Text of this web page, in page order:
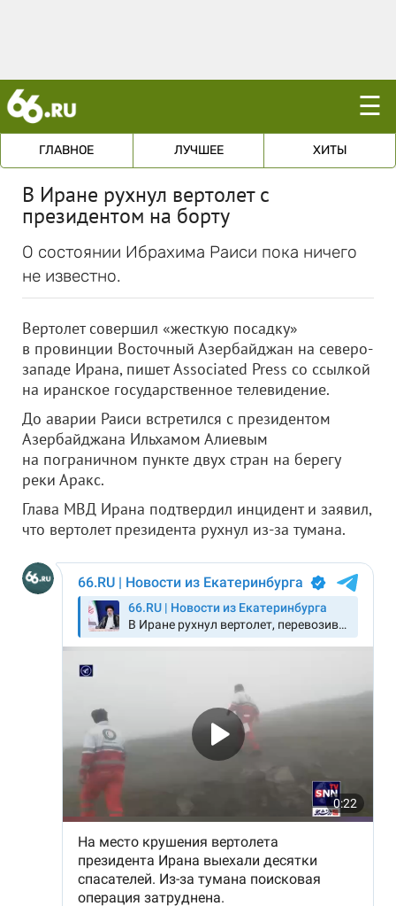
☰
ГЛАВНОЕ ЛУЧШЕЕ ХИТЫ
В Иране рухнул вертолет с
президентом на борту
О состоянии Ибрахима Раиси пока ничего
не известно.
Вертолет совершил «жесткую посадку»
в провинции Восточный Азербайджан на северо-
западе Ирана, пишет Associated Press со ссылкой
на иранское государственное телевидение.
До аварии Раиси встретился с президентом
Азербайджана Ильхамом Алиевым
на пограничном пункте двух стран на берегу
реки Аракс.
Глава МВД Ирана подтвердил инцидент и заявил,
что вертолет президента рухнул из-за тумана.